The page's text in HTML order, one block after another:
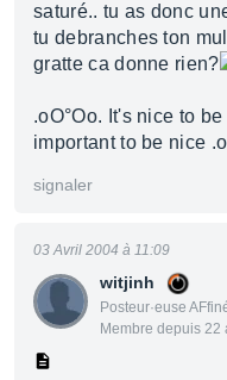
saturé.. tu as donc
tu debranches ton
gratte ca donne rien?
.oO°Oo. It's nice to
important to be nice
signaler
witjinh
Posteur·euse
Membre depuis 22
03 Avril 2004 à 11:09